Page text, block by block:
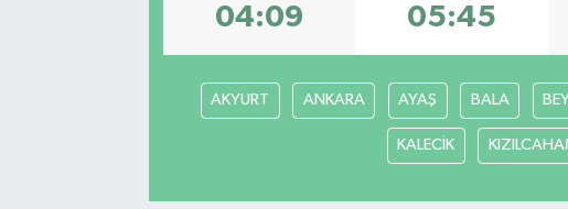
04:09 05:45
AKYURT ANKARA AYAŞ BALA
KALECİK